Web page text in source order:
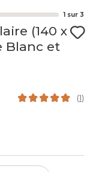
1 sur 3
(140 x
Blanc et
(1)